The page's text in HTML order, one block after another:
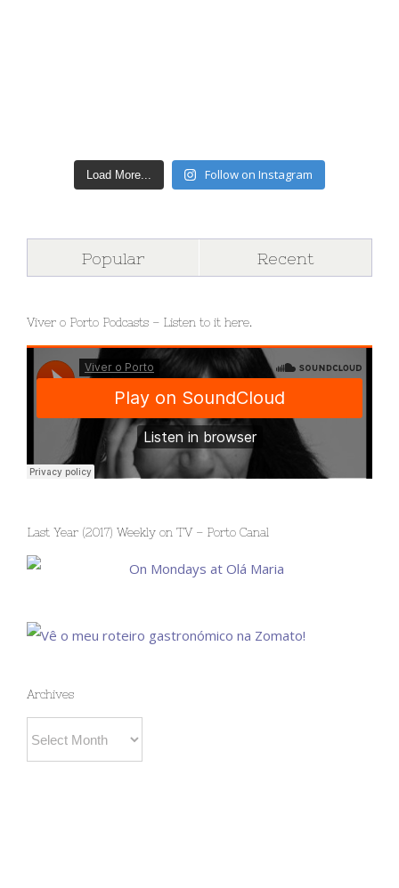
Load More... Follow on Instagram
Popular Recent
Viver o Porto Podcasts – Listen to it here.
Last Year (2017) Weekly on TV – Porto Canal
Archives